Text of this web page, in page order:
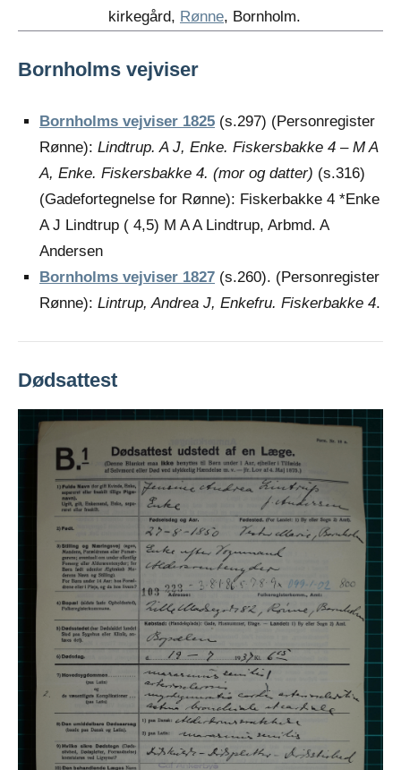
kirkegård, Rønne, Bornholm.
Bornholms vejviser
Bornholms vejviser 1825 (s.297) (Personregister
Rønne): Lindtrup. A J, Enke. Fiskersbakke 4 – M A
A, Enke. Fiskersbakke 4. (mor og datter) (s.316)
(Gadefortegnelse for Rønne): Fiskerbakke 4 *Enke
A J Lindtrup ( 4,5) M A A Lindtrup, Arbmd. A
Andersen
Bornholms vejviser 1827 (s.260). (Personregister
Rønne): Lintrup, Andrea J, Enkefru. Fiskerbakke 4.
Dødsattest